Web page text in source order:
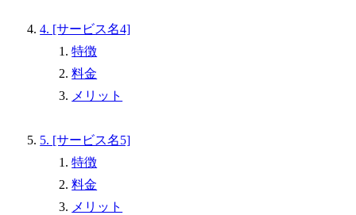
4. [サービス名4]
特徴
料金
メリット
5. [サービス名5]
特徴
料金
メリット